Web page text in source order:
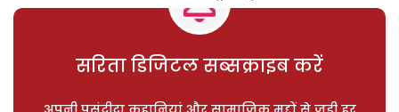
सरिता डिजिटल सब्सक्राइब करें